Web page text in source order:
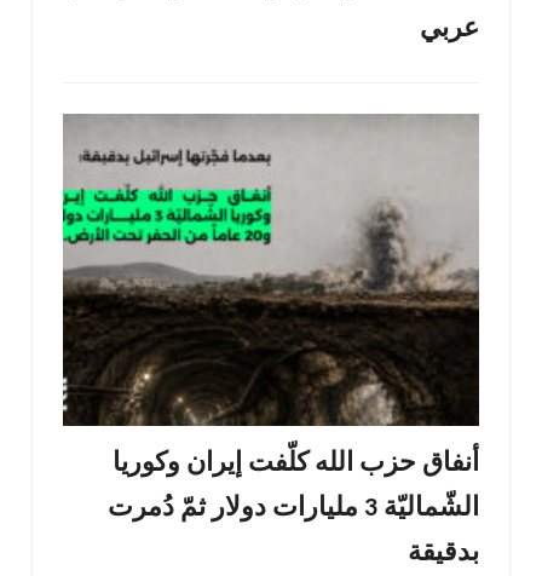
عربي
أنفاق حزب الله كلّفت إيران وكوريا
الشّماليّة 3 مليارات دولار ثمّ دُمرت
بدقيقة